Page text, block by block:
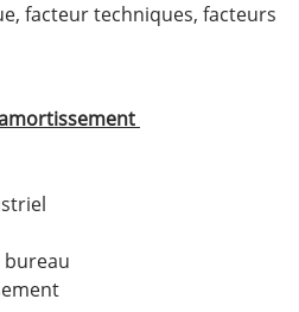
facteur techniques, facteurs